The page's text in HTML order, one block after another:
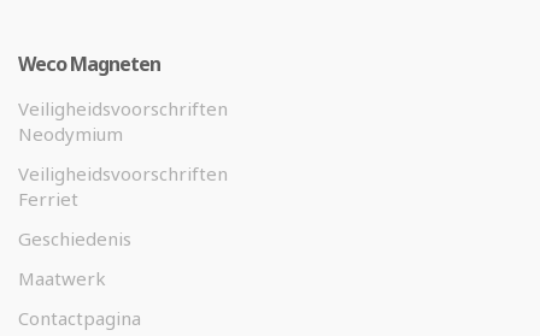
Weco Magneten
Veiligheidsvoorschriften
Neodymium
Veiligheidsvoorschriften
Ferriet
Geschiedenis
Maatwerk
Contactpagina